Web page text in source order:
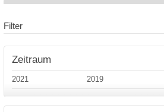
Filter
Zeitraum
2021 2019